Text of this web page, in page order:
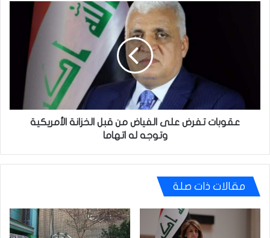
الأمريكية
وتوجه
عقوبات تفرض على الفياض من قبل الخزانة الأمريكية
وتوجه له اتهاما
مقالات ذات صلة